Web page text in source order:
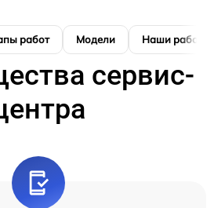
работ Модели Наши работы
сервис-